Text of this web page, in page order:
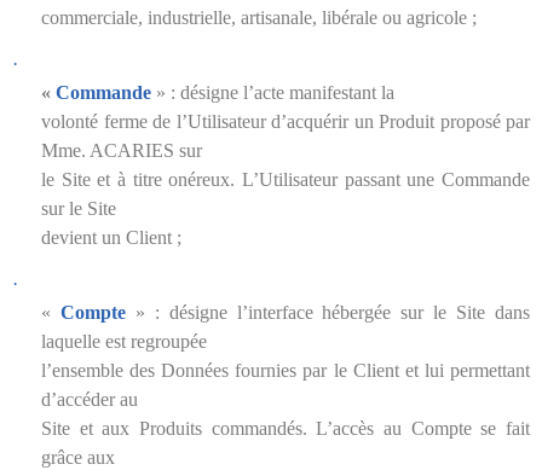
commerciale, industrielle, artisanale, libérale ou agricole ;
·
« Commande » : désigne l’acte manifestant la
volonté ferme de l’Utilisateur d’acquérir un Produit proposé par
Mme. ACARIES sur
le Site et à titre onéreux. L’Utilisateur passant une Commande
sur le Site
devient un Client ;
·
« Compte » : désigne l’interface hébergée sur le Site dans
laquelle est regroupée
l’ensemble des Données fournies par le Client et lui permettant
d’accéder au
Site et aux Produits commandés. L’accès au Compte se fait
grâce aux